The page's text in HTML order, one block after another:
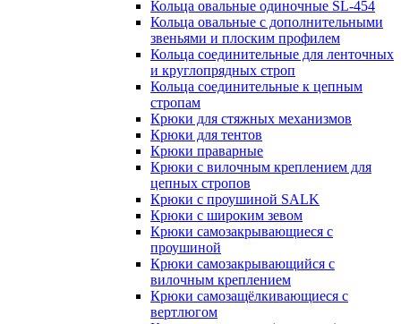
Кольца овальные одиночные SL-454
Кольца овальные с дополнительными
звеньями и плоским профилем
Кольца соединительные для ленточных
и круглопрядных строп
Кольца соединительные к цепным
стропам
Крюки для стяжных механизмов
Крюки для тентов
Крюки праварные
Крюки с вилочным креплением для
цепных стропов
Крюки с проушиной SALK
Крюки с широким зевом
Крюки самозакрывающиеся с
проушиной
Крюки самозакрывающийся с
вилочным креплением
Крюки самозащёлкивающиеся с
вертлюгом